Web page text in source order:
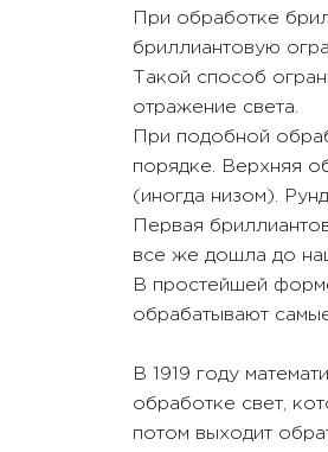
При обработке
бриллиантовую
Такой способ
отражение света.
При подобной
порядке. Верхняя
(иногда низом).
Первая
все же дошла до
В простейшей
обрабатывают
В 1919 году
обработке свет,
потом выходит